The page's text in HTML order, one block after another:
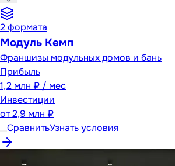
2формата
Модуль Кемп
Франшизы модульных домов и бань
Прибыль
1,2 млн ₽ / мес
Инвестиции
от2,9 млн ₽
СравнитьУзнать условия